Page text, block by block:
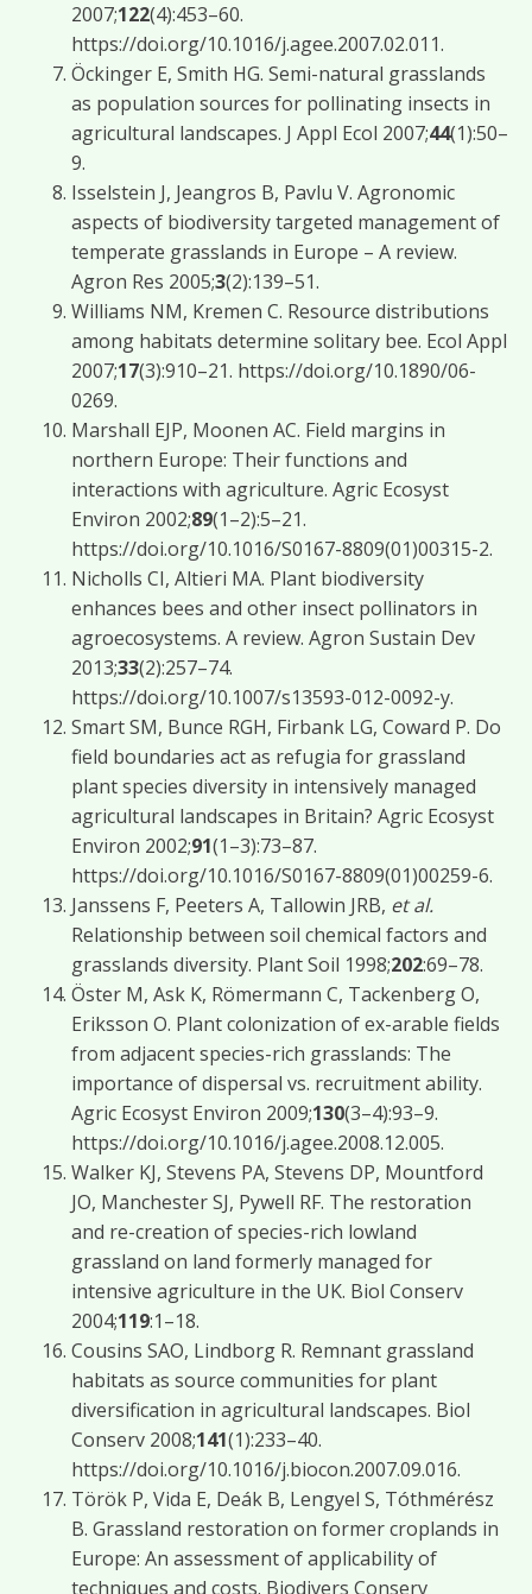
2007;122(4):453–60.
https://doi.org/10.1016/j.agee.2007.02.011.
Öckinger E, Smith HG. Semi-natural grasslands
as population sources for pollinating insects in
agricultural landscapes. J Appl Ecol 2007;44(1):50–
9.
Isselstein J, Jeangros B, Pavlu V. Agronomic
aspects of biodiversity targeted management of
temperate grasslands in Europe – A review.
Agron Res 2005;3(2):139–51.
Williams NM, Kremen C. Resource distributions
among habitats determine solitary bee. Ecol Appl
2007;17(3):910–21. https://doi.org/10.1890/06-
0269.
Marshall EJP, Moonen AC. Field margins in
northern Europe: Their functions and
interactions with agriculture. Agric Ecosyst
Environ 2002;89(1–2):5–21.
https://doi.org/10.1016/S0167-8809(01)00315-2.
Nicholls CI, Altieri MA. Plant biodiversity
enhances bees and other insect pollinators in
agroecosystems. A review. Agron Sustain Dev
2013;33(2):257–74.
https://doi.org/10.1007/s13593-012-0092-y.
Smart SM, Bunce RGH, Firbank LG, Coward P. Do
field boundaries act as refugia for grassland
plant species diversity in intensively managed
agricultural landscapes in Britain? Agric Ecosyst
Environ 2002;91(1–3):73–87.
https://doi.org/10.1016/S0167-8809(01)00259-6.
Janssens F, Peeters A, Tallowin JRB, et al.
Relationship between soil chemical factors and
grasslands diversity. Plant Soil 1998;202:69–78.
Öster M, Ask K, Römermann C, Tackenberg O,
Eriksson O. Plant colonization of ex-arable fields
from adjacent species-rich grasslands: The
importance of dispersal vs. recruitment ability.
Agric Ecosyst Environ 2009;130(3–4):93–9.
https://doi.org/10.1016/j.agee.2008.12.005.
Walker KJ, Stevens PA, Stevens DP, Mountford
JO, Manchester SJ, Pywell RF. The restoration
and re-creation of species-rich lowland
grassland on land formerly managed for
intensive agriculture in the UK. Biol Conserv
2004;119:1–18.
Cousins SAO, Lindborg R. Remnant grassland
habitats as source communities for plant
diversification in agricultural landscapes. Biol
Conserv 2008;141(1):233–40.
https://doi.org/10.1016/j.biocon.2007.09.016.
Török P, Vida E, Deák B, Lengyel S, Tóthmérész
B. Grassland restoration on former croplands in
Europe: An assessment of applicability of
techniques and costs. Biodivers Conserv